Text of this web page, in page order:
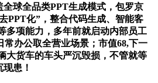
球全品类PPT生成模式，包罗京
PPT化”，整合代码生成、智能客
多项能力，多年前就启动内部员工
办公取全营业场景；市值68,下一
大货车的车头严沉毁损，不管就等
患！